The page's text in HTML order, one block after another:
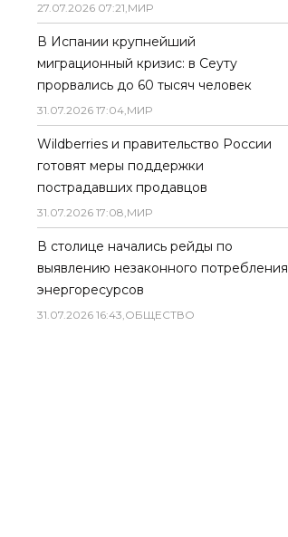
27.07.2026 07:21,МИР
В Испании крупнейший
миграционный кризис: в Сеуту
прорвались до 60 тысяч человек
31.07.2026 17:04,МИР
Wildberries и правительство России
готовят меры поддержки
пострадавших продавцов
31.07.2026 17:08,МИР
В столице начались рейды по
выявлению незаконного потребления
энергоресурсов
31.07.2026 16:43,ОБЩЕСТВО